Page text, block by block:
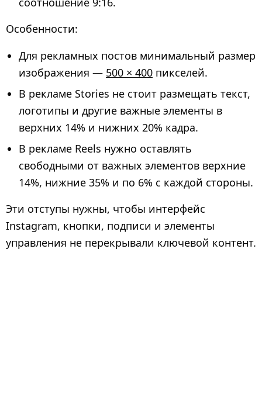
Особенности:
Для рекламных постов минимальный размер
изображения — 500 × 400 пикселей.
В рекламе Stories не стоит размещать текст,
логотипы и другие важные элементы в
верхних 14% и нижних 20% кадра.
В рекламе Reels нужно оставлять
свободными от важных элементов верхние
14%, нижние 35% и по 6% с каждой стороны.
Эти отступы нужны, чтобы интерфейс
Instagram, кнопки, подписи и элементы
управления не перекрывали ключевой контент.